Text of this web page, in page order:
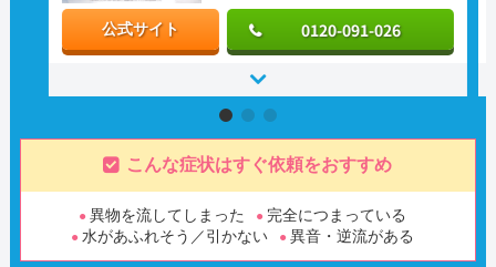
公式サイト 0120-091-026
こんな症状はすぐ依頼をおすすめ
異物を流してしまった
完全につまっている
水があふれそう／引かない
異音・逆流がある